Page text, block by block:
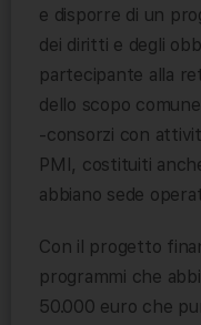
e disporre di un
dei diritti e degli
partecipante alla
dello scopo
-consorzi con
PMI, costituiti
abbiano sede
Con il progetto
programmi che
50.000 euro che